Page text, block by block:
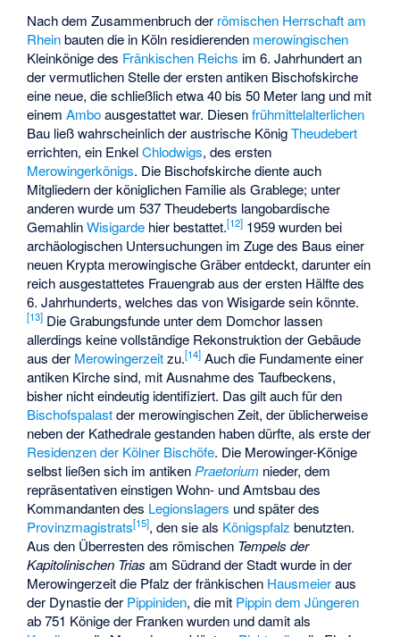
Nach dem Zusammenbruch der römischen Herrschaft am
Rheinbauten die in Köln residierenden merowingischen
Kleinkönige des Fränkischen Reichs im 6. Jahrhundert an
der vermutlichen Stelle der ersten antiken Bischofskirche
eine neue, die schließlich etwa 40 bis 50 Meter lang und mit
einemAmboausgestattet war. Diesenfrühmittelalterlichen
Bau ließ wahrscheinlich der austrische KönigTheudebert
errichten, ein EnkelChlodwigs, des ersten
Merowingerkönigs. Die Bischofskirche diente auch
Mitgliedern der königlichen Familie als Grablege; unter
anderen wurde um 537 Theudeberts langobardische
GemahlinWisigarde hier bestattet.[12] 1959 wurden bei
archäologischen Untersuchungen im Zuge des Baus einer
neuen Krypta merowingische Gräber entdeckt, darunter ein
reich ausgestattetes Frauengrab aus der ersten Hälfte des
6. Jahrhunderts, welches das von Wisigarde sein könnte.
[13] Die Grabungsfunde unter dem Domchor lassen
allerdings keine vollständige Rekonstruktion der Gebäude
aus der Merowingerzeitzu.[14] Auch die Fundamente einer
antiken Kirche sind, mit Ausnahme des Taufbeckens,
bisher nicht eindeutig identifiziert. Das gilt auch für den
Bischofspalastder merowingischen Zeit, der üblicherweise
neben der Kathedrale gestanden haben dürfte, als erste der
Residenzen der Kölner Bischöfe. Die Merowinger-Könige
selbst ließen sich im antiken Praetorium nieder, dem
repräsentativen einstigen Wohn- und Amtsbau des
Kommandanten des Legionslagers und später des
Provinzmagistrats[15], den sie als Königspfalz benutzten.
Aus den Überresten des römischen Tempels der
Kapitolinischen Trias am Südrand der Stadt wurde in der
Merowingerzeit die Pfalz der fränkischen Hausmeieraus
der Dynastie der Pippiniden, die mit Pippin dem Jüngeren
ab 751 Könige der Franken wurden und damit als